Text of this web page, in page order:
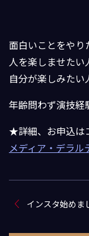
面白いことをやり
人を楽しませたい
自分が楽しみたい
年齢問わず演技経
★詳細、お申込
メディア・デラ
インスタ始めま